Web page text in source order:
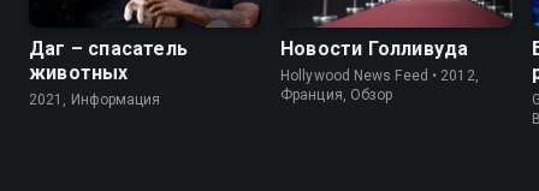
Даг – спасатель
животных
2021, Информация
Новости Голливуда
Hollywood News Feed • 2012,
Франция, Обзор